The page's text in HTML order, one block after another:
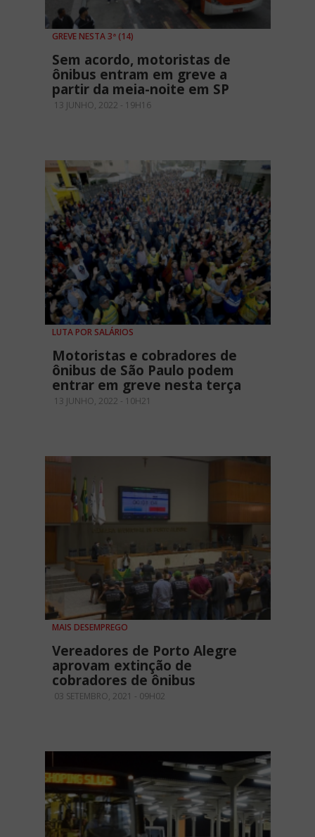
GREVE NESTA 3ª (14)
Sem acordo, motoristas de
ônibus entram em greve a
partir da meia-noite em SP
13 JUNHO, 2022 - 19H16
LUTA POR SALÁRIOS
Motoristas e cobradores de
ônibus de São Paulo podem
entrar em greve nesta terça
13 JUNHO, 2022 - 10H21
MAIS DESEMPREGO
Vereadores de Porto Alegre
aprovam extinção de
cobradores de ônibus
03 SETEMBRO, 2021 - 09H02